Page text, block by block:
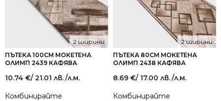
ПЪТЕКА 100СМ МОКЕТЕНА
ОЛИМП 2439 КАФЯВА
2 ширини
10.74 €/ 21.01 лв./л.м.
Комбинирайте
ПЪТЕКА 80СМ МОКЕТЕНА
ОЛИМП 2438 КАФЯВА
2 ширини
8.69 €/ 17.00 лв./л.м.
Комбинирайте